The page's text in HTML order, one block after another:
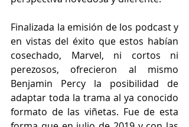
Finalizada la emisión de los podcast y
en vistas del éxito que estos habían
cosechado, Marvel, ni cortos ni
perezosos, ofrecieron al mismo
Benjamin Percy la posibilidad de
adaptar toda la trama al ya conocido
formato de las viñetas. Fue de esta